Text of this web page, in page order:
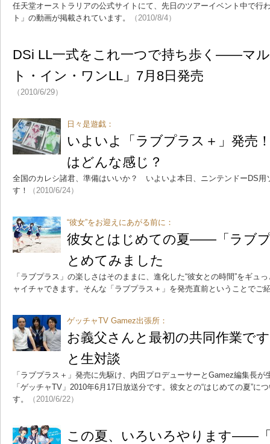
任天堂オーストラリアの公式サイトにて、先日のツアーイベント中で行
ト」の動画が掲載されています。
（2010/8/4）
DSi LL一式をこれ一つで持ち歩く――マ
ト・イン・ワンLL」7月8日発売
（2010/6/29）
日々是遊戯：
いよいよ「ラブプラス＋」発売
はどんな感じ？
全国のカレシ諸君、準備はいいか？ いよいよ本日、ニンテンドーDS用
す！
（2010/6/24）
“彼女”をお迎えにあがる前に：
彼女とはじめての夏――「ラブ
とめてみました
「ラブプラス」の楽しさはそのままに、進化した“彼女との時間”をギ
ャイチャできます。そんな「ラブプラス＋」を発売直前ということでご
ゲッチャTV Gamez出張所：
お義父さんと最初の共同作業で
と生対談
「ラブプラス＋」発売に先駆け、内田プロデューサーとGamez編集長
「ゲッチャTV」2010年6月17日放送分です。彼女との“はじめての夏”に
す。
（2010/6/22）
この夏、いろいろやります――